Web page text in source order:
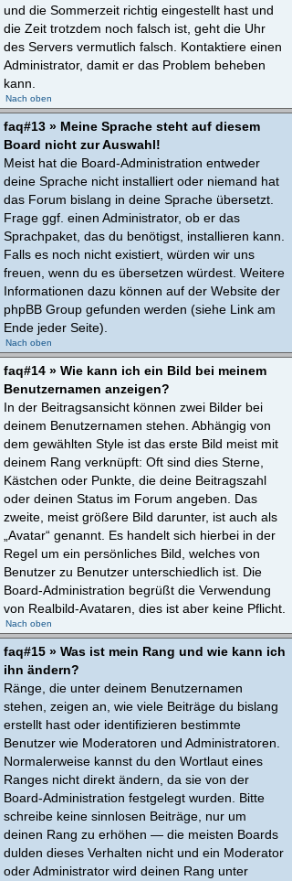
und die Sommerzeit richtig eingestellt hast und
die Zeit trotzdem noch falsch ist, geht die Uhr
des Servers vermutlich falsch. Kontaktiere einen
Administrator, damit er das Problem beheben
kann.
Nach oben
faq#13 » Meine Sprache steht auf diesem
Board nicht zur Auswahl!
Meist hat die Board-Administration entweder
deine Sprache nicht installiert oder niemand hat
das Forum bislang in deine Sprache übersetzt.
Frage ggf. einen Administrator, ob er das
Sprachpaket, das du benötigst, installieren kann.
Falls es noch nicht existiert, würden wir uns
freuen, wenn du es übersetzen würdest. Weitere
Informationen dazu können auf der Website der
phpBB Group gefunden werden (siehe Link am
Ende jeder Seite).
Nach oben
faq#14 » Wie kann ich ein Bild bei meinem
Benutzernamen anzeigen?
In der Beitragsansicht können zwei Bilder bei
deinem Benutzernamen stehen. Abhängig von
dem gewählten Style ist das erste Bild meist mit
deinem Rang verknüpft: Oft sind dies Sterne,
Kästchen oder Punkte, die deine Beitragszahl
oder deinen Status im Forum angeben. Das
zweite, meist größere Bild darunter, ist auch als
„Avatar“ genannt. Es handelt sich hierbei in der
Regel um ein persönliches Bild, welches von
Benutzer zu Benutzer unterschiedlich ist. Die
Board-Administration begrüßt die Verwendung
von Realbild-Avataren, dies ist aber keine Pflicht.
Nach oben
faq#15 » Was ist mein Rang und wie kann ich
ihn ändern?
Ränge, die unter deinem Benutzernamen
stehen, zeigen an, wie viele Beiträge du bislang
erstellt hast oder identifizieren bestimmte
Benutzer wie Moderatoren und Administratoren.
Normalerweise kannst du den Wortlaut eines
Ranges nicht direkt ändern, da sie von der
Board-Administration festgelegt wurden. Bitte
schreibe keine sinnlosen Beiträge, nur um
deinen Rang zu erhöhen — die meisten Boards
dulden dieses Verhalten nicht und ein Moderator
oder Administrator wird deinen Rang unter